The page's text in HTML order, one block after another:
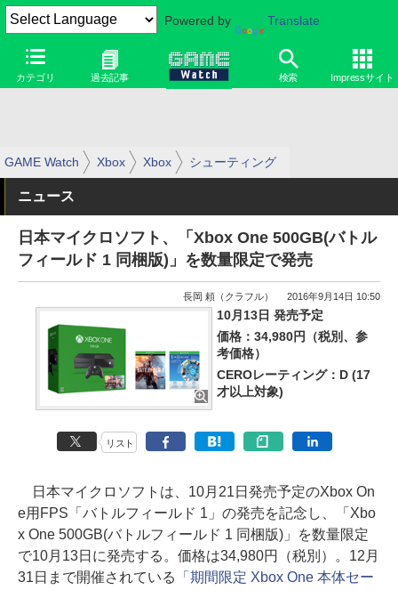
Powered by Translate
カテゴリ 過去記事 検索 Impressサイト
GAME Watch Xbox Xbox シューティング
ニュース
日本マイクロソフト、「Xbox One 500GB(バトル
フィールド 1 同梱版)」を数量限定で発売
長岡 頼（クラフル） 2016年9月14日 10:50
10月13日 発売予定
価格：34,980円（税別、参
考価格）
CEROレーティング：D (17
才以上対象)
リスト
日本マイクロソフトは、10月21日発売予定のXbox On
e用FPS「バトルフィールド 1」の発売を記念し、「Xbo
x One 500GB(バトルフィールド 1 同梱版)」を数量限定
で10月13日に発売する。価格は34,980円（税別）。12月
31日まで開催されている
「期間限定 Xbox One 本体セー